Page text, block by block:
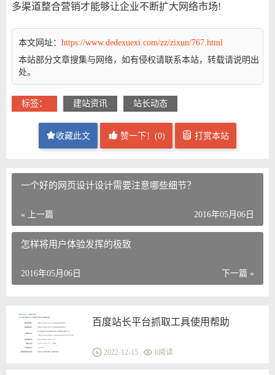
多渠道整合营销才能够让企业不断扩大网络市场!
本文网址： https://www.dedexuexi.com/zz/zixun/767.html
本站部分文章搜集与网络，如有侵权请联系本站，转载请说明出
处。
标签： 建站资讯 站长动态
收藏此文 赞一下！(0) 打赏本站
一个好的网页设计设计需要注意哪些细节？
« 上一篇 2016年05月06日
怎样将用户体验发挥的极致
2016年05月06日 下一篇 »
百度站长平台抓取工具使用帮助
2022-12-15 0阅读